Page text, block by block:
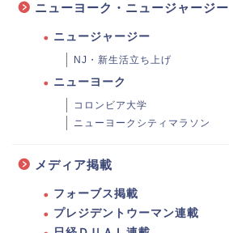
ニューヨーク・ニュージャージー
ニュージャージー
NJ・新生活立ち上げ
ニューヨーク
コロンビア大学
ニューヨークシティマラソン
メディア掲載
フォーブス掲載
プレジデントウーマン連載